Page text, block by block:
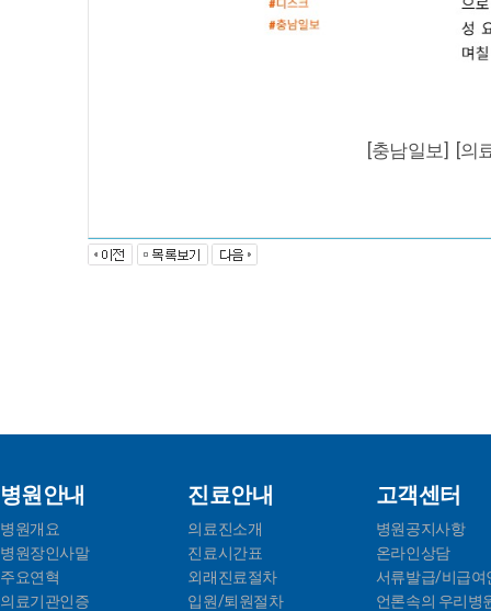
[충남일보] [의
병원안내
병원개요
병원장인사말
주요연혁
의료기관인증
진료안내
의료진소개
진료시간표
외래진료절차
입원/퇴원절차
고객센터
병원공지사항
온라인상담
서류발급/비급여
언론속의 우리병